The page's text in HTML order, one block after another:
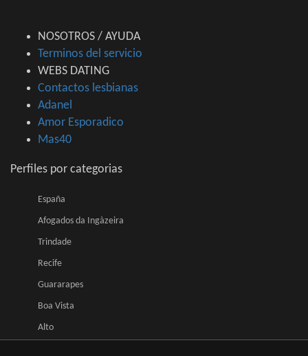
NOSOTROS / AYUDA
Terminos del servicio
WEBS DATING
Contactos lesbianas
Adanel
Amor Esporadico
Mas40
Perfiles por categorias
España
Afogados da Ingàzeira
Trindade
Recife
Guararapes
Boa Vista
Alto